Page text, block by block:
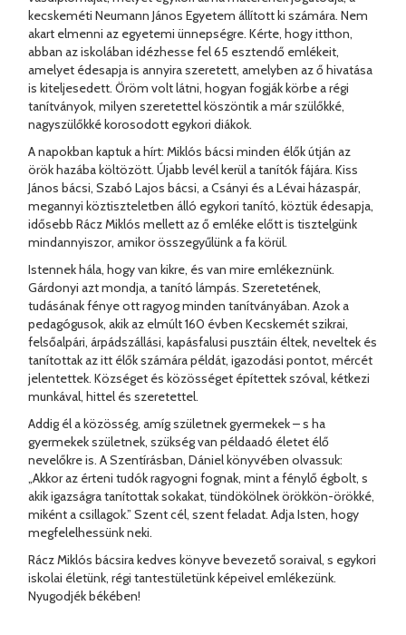
kecskeméti Neumann János Egyetem állított ki számára. Nem
akart elmenni az egyetemi ünnepségre. Kérte, hogy itthon,
abban az iskolában idézhesse fel 65 esztendő emlékeit,
amelyet édesapja is annyira szeretett, amelyben az ő hivatása
is kiteljesedett. Öröm volt látni, hogyan fogják körbe a régi
tanítványok, milyen szeretettel köszöntik a már szülőkké,
nagyszülőkké korosodott egykori diákok.
A napokban kaptuk a hírt: Miklós bácsi minden élők útján az
örök hazába költözött. Újabb levél kerül a tanítók fájára. Kiss
János bácsi, Szabó Lajos bácsi, a Csányi és a Lévai házaspár,
megannyi köztiszteletben álló egykori tanító, köztük édesapja,
idősebb Rácz Miklós mellett az ő emléke előtt is tisztelgünk
mindannyiszor, amikor összegyűlünk a fa körül.
Istennek hála, hogy van kikre, és van mire emlékeznünk.
Gárdonyi azt mondja, a tanító lámpás. Szeretetének,
tudásának fénye ott ragyog minden tanítványában. Azok a
pedagógusok, akik az elmúlt 160 évben Kecskemét szikrai,
felsőalpári, árpádszállási, kapásfalusi pusztáin éltek, neveltek és
tanítottak az itt élők számára példát, igazodási pontot, mércét
jelentettek. Községet és közösséget építettek szóval, kétkezi
munkával, hittel és szeretettel.
Addig él a közösség, amíg születnek gyermekek – s ha
gyermekek születnek, szükség van példaadó életet élő
nevelőkre is. A Szentírásban, Dániel könyvében olvassuk:
„Akkor az érteni tudók ragyogni fognak, mint a fénylő égbolt, s
akik igazságra tanítottak sokakat, tündökölnek örökkön-örökké,
miként a csillagok.” Szent cél, szent feladat. Adja Isten, hogy
megfelelhessünk neki.
Rácz Miklós bácsira kedves könyve bevezető soraival, s egykori
iskolai életünk, régi tantestületünk képeivel emlékezünk.
Nyugodjék békében!